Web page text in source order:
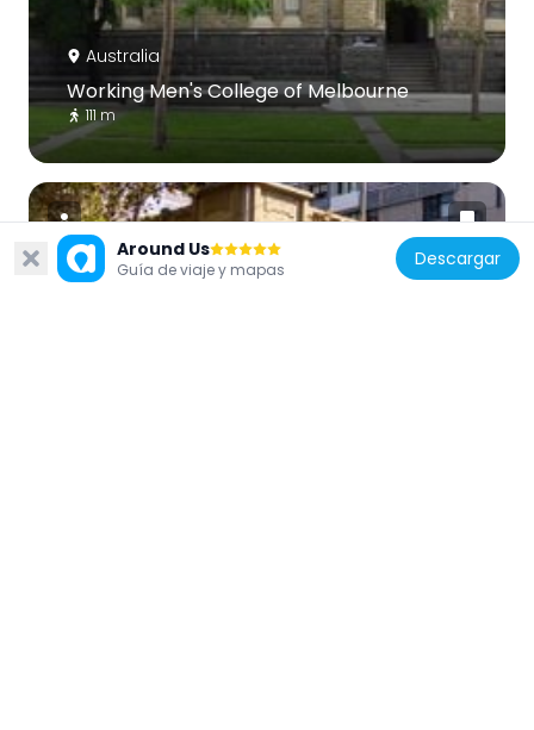
Australia
Working Men's College of Melbourne
111 m
Around Us
Guía de viaje y mapas Descargar